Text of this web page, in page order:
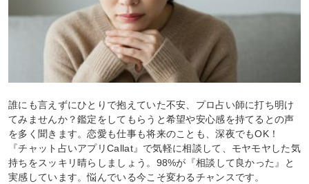
誰にも言えずにひとりで抱えていた不安、プロ占い師に打ち明け
てみませんか？鑑定をしてもらうと希望や安心感を持てるとの声
を多く聞きます。恋愛も仕事も将来のことも、深夜でもOK！
『チャット占いアプリCallat』で気軽に相談して、モヤモヤした気
持ちをスッキリ晴らしましょう。98%が『相談して良かった』と
実感しています。悩んでいる今こそ変わるチャンスです。